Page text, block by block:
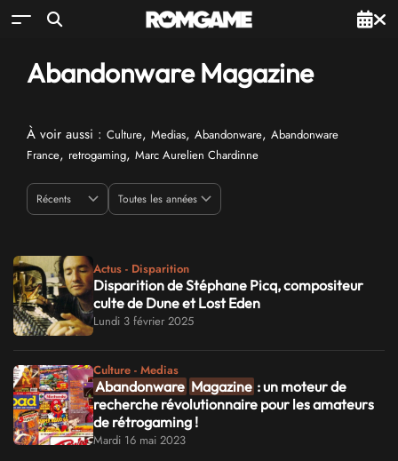
Abandonware Magazine
À voir aussi : Culture, Medias, Abandonware, Abandonware
France, retrogaming, Marc Aurelien Chardinne
Actus - Disparition
Disparition de Stéphane Picq, compositeur
culte de Dune et Lost Eden
Lundi 3 février 2025
Culture - Medias
Abandonware Magazine : un moteur de
recherche révolutionnaire pour les amateurs
de rétrogaming !
Mardi 16 mai 2023